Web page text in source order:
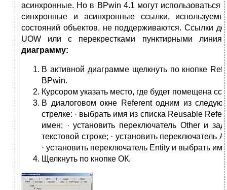
асинхронные. Но в BPwin 4.1 могут использоваться
синхронные и асинхронные ссылки,
состояний объектов, не поддерживаются. Ссылки
UOW или с перекрестками пунктирными
диаграмму:
В активной диаграмме щелкнуть по кнопке
BPwin.
Курсором указать место, где будет помещена
В диалоговом окне Referent одним из
стрелке: · выбрать имя из списка Reusable
имен; · установить переключатель Other и
текстовой строке; · установить переключатель
· установить переключатель Entity и выбрать
Щелкнуть по кнопке ОК.